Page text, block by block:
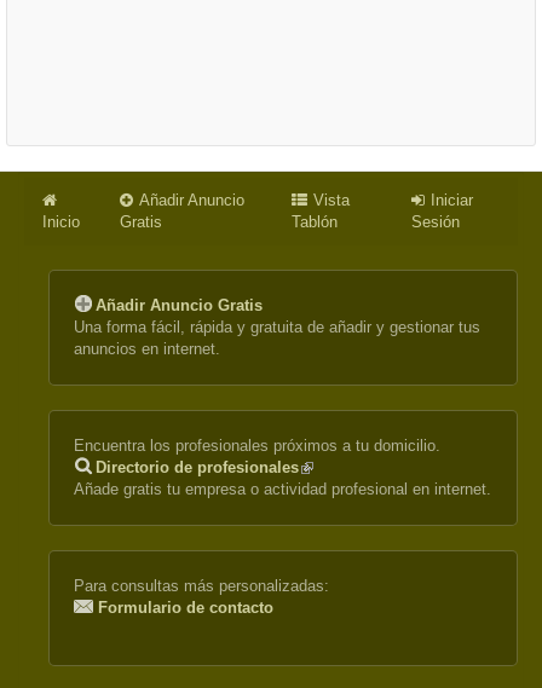
Inicio
Añadir Anuncio
Gratis
Vista
Tablón
Iniciar
Sesión
Añadir Anuncio Gratis
Una forma fácil, rápida y gratuita de añadir y gestionar tus
anuncios en internet.
Encuentra los profesionales próximos a tu domicilio.
Directorio de profesionales(link
is
Añade gratis tu empresa o actividad profesional en internet.
Para consultas más personalizadas:
Formulario de contacto